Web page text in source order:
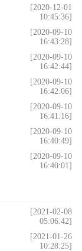
[2020-12-01
10:45:36]
[2020-09-10
16:43:28]
[2020-09-10
16:42:44]
[2020-09-10
16:42:06]
[2020-09-10
16:41:16]
[2020-09-10
16:40:49]
[2020-09-10
16:40:01]
[2021-02-08
05:06:42]
[2021-01-26
10:28:25]